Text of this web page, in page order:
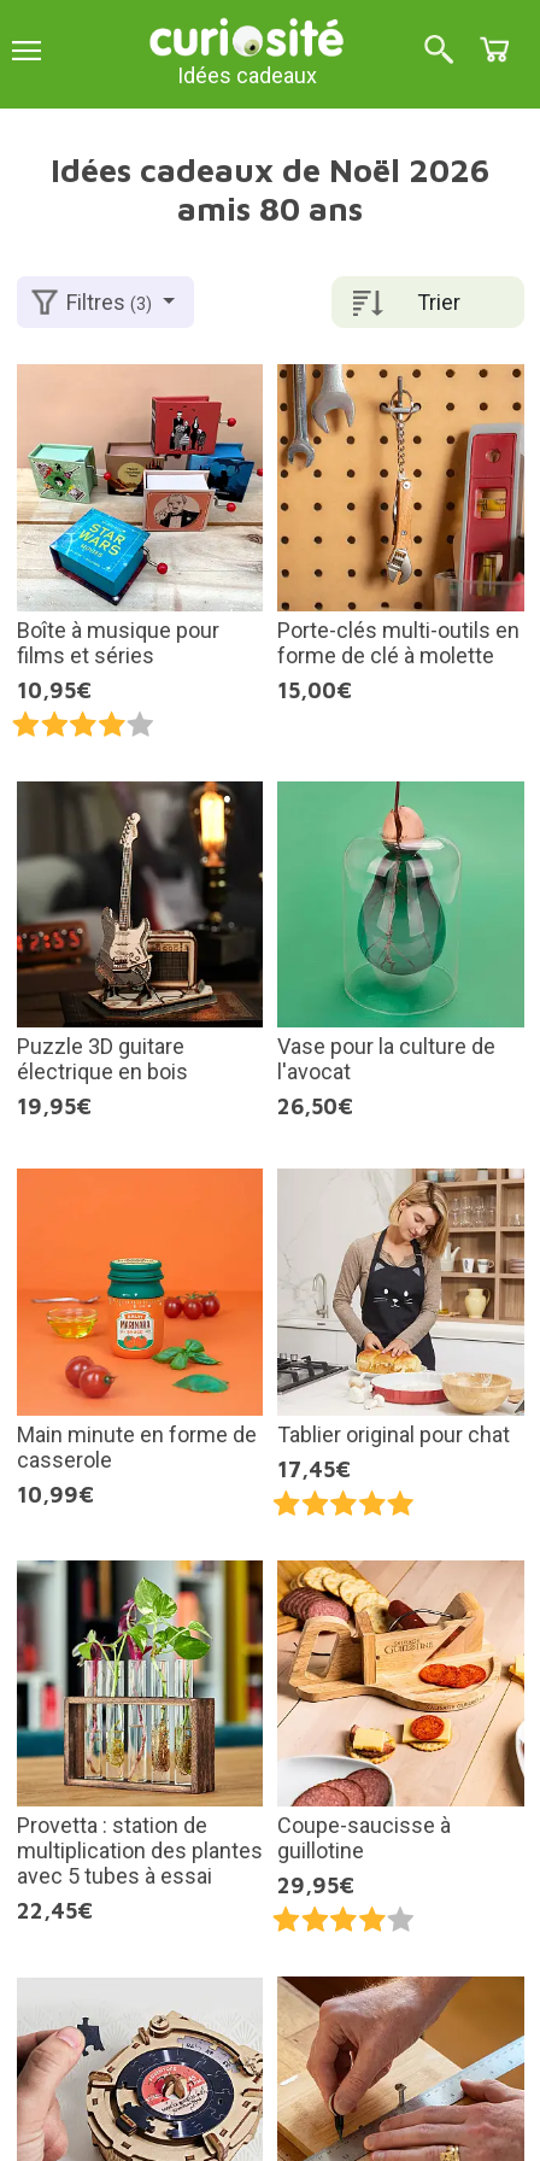
Idées cadeaux
Idées cadeaux de Noël 2026
amis 80 ans
Trier
Filtres(3)
Boîte à musique pour
films et séries
10,95€
Porte-clés multi-outils en
forme de clé à molette
15,00€
Puzzle 3D guitare
électrique en bois
19,95€
Vase pour la culture de
l'avocat
26,50€
Main minute en forme de
casserole
10,99€
Tablier original pour chat
17,45€
Provetta : station de
multiplication des plantes
avec 5 tubes à essai
22,45€
Coupe-saucisse à
guillotine
29,95€